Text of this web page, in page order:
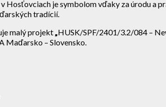
Hosťovciach je symbolom vďaky za úrodu a
tradícií.
malý projekt HUSK/SPF/2401/3.2/084 –
Maďarsko – Slovensko.